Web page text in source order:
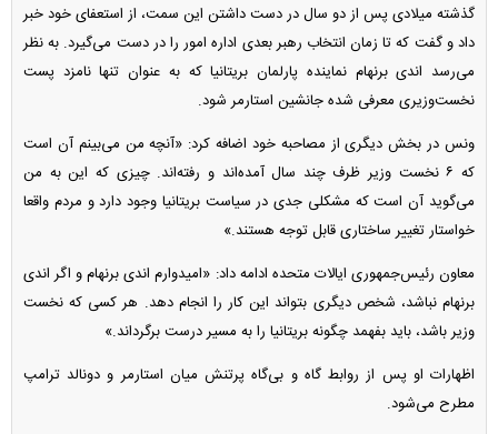
گذشته میلادی پس از دو سال در دست داشتن این سمت، از استعفای خود خبر
داد و گفت که تا زمان انتخاب رهبر بعدی اداره امور را در دست می‌گیرد. به نظر
می‌رسد اندی برنهام نماینده پارلمان بریتانیا که به عنوان تنها نامزد پست
نخست‌وزیری معرفی شده جانشین استارمر شود.
ونس در بخش دیگری از مصاحبه خود اضافه کرد: «آنچه من می‌بینم آن است
که ۶ نخست وزیر ظرف چند سال آمده‌اند و رفته‌اند. چیزی که این به من
می‌گوید آن است که مشکلی جدی در سیاست بریتانیا وجود دارد و مردم واقعا
خواستار تغییر ساختاری قابل توجه هستند.»
معاون رئیس‌جمهوری ایالات متحده ادامه داد: «امیدوارم اندی برنهام و اگر اندی
برنهام نباشد، شخص دیگری بتواند این کار را انجام دهد. هر کسی که نخست
وزیر باشد، باید بفهمد چگونه بریتانیا را به مسیر درست برگرداند.»
اظهارات او پس از روابط گاه و بی‌گاه پرتنش میان استارمر و دونالد ترامپ
مطرح می‌شود.